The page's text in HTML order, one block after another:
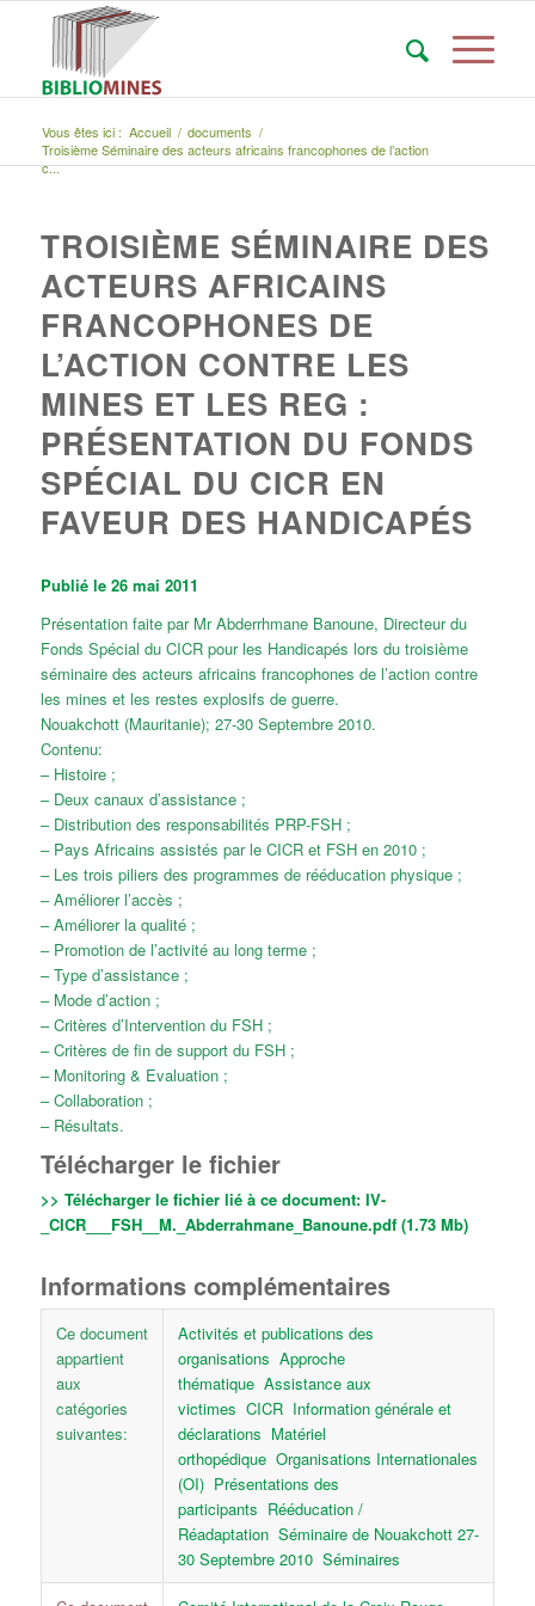
Vous êtes ici : Accueil / documents /
Troisième Séminaire des acteurs africains francophones de l’action
c...
TROISIÈME SÉMINAIRE DES
ACTEURS AFRICAINS
FRANCOPHONES DE
L’ACTION CONTRE LES
MINES ET LES REG :
PRÉSENTATION DU FONDS
SPÉCIAL DU CICR EN
FAVEUR DES HANDICAPÉS
Publié le 26 mai 2011
Présentation faite par Mr Abderrhmane Banoune, Directeur du
Fonds Spécial du CICR pour les Handicapés lors du troisième
séminaire des acteurs africains francophones de l’action contre
les mines et les restes explosifs de guerre.
Nouakchott (Mauritanie); 27-30 Septembre 2010.
Contenu:
– Histoire ;
– Deux canaux d’assistance ;
– Distribution des responsabilités PRP-FSH ;
– Pays Africains assistés par le CICR et FSH en 2010 ;
– Les trois piliers des programmes de rééducation physique ;
– Améliorer l’accès ;
– Améliorer la qualité ;
– Promotion de l’activité au long terme ;
– Type d’assistance ;
– Mode d’action ;
– Critères d’Intervention du FSH ;
– Critères de fin de support du FSH ;
– Monitoring & Evaluation ;
– Collaboration ;
– Résultats.
Télécharger le fichier
>> Télécharger le fichier lié à ce document: IV-
_CICR___FSH__M._Abderrahmane_Banoune.pdf (1.73 Mb)
Informations complémentaires
Ce document
appartient
aux
catégories
suivantes:
Activités et publications des
organisations Approche
thématique Assistance aux
victimes CICR Information générale et
déclarations Matériel
orthopédique Organisations Internationales
(OI) Présentations des
participants Rééducation /
Réadaptation Séminaire de Nouakchott 27-
30 Septembre 2010 Séminaires